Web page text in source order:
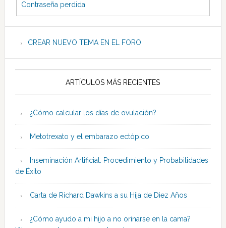
Contraseña perdida
CREAR NUEVO TEMA EN EL FORO
ARTÍCULOS MÁS RECIENTES
¿Cómo calcular los días de ovulación?
Metotrexato y el embarazo ectópico
Inseminación Artificial: Procedimiento y Probabilidades
de Éxito
Carta de Richard Dawkins a su Hija de Diez Años
¿Cómo ayudo a mi hijo a no orinarse en la cama?